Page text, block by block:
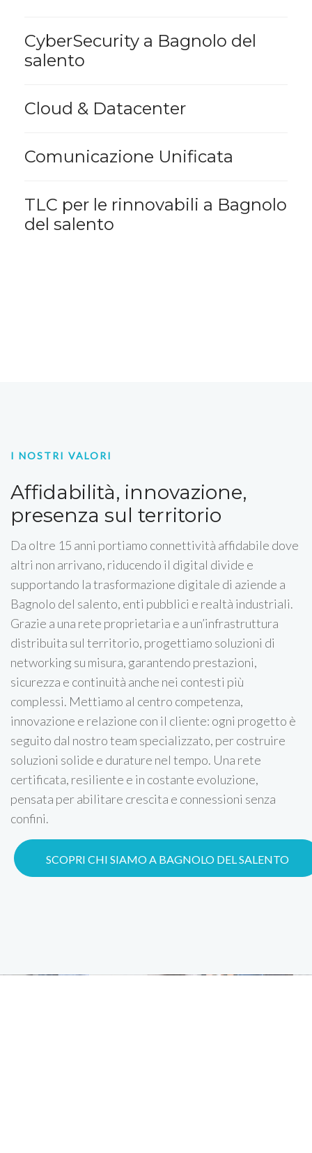
CyberSecurity a Bagnolo del
salento
Cloud & Datacenter
Comunicazione Unificata
TLC per le rinnovabili a Bagnolo
del salento
I NOSTRI VALORI
Affidabilità, innovazione,
presenza sul territorio
Da oltre 15 anni portiamo connettività affidabile dove
altri non arrivano, riducendo il digital divide e
supportando la trasformazione digitale di aziende a
Bagnolo del salento, enti pubblici e realtà industriali.
Grazie a una rete proprietaria e a un’infrastruttura
distribuita sul territorio, progettiamo soluzioni di
networking su misura, garantendo prestazioni,
sicurezza e continuità anche nei contesti più
complessi. Mettiamo al centro competenza,
innovazione e relazione con il cliente: ogni progetto è
seguito dal nostro team specializzato, per costruire
soluzioni solide e durature nel tempo. Una rete
certificata, resiliente e in costante evoluzione,
pensata per abilitare crescita e connessioni senza
confini.
SCOPRI CHI SIAMO A BAGNOLO DEL SALENTO